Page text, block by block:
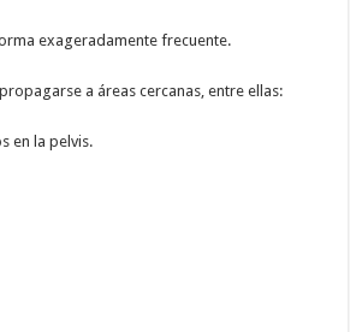
exageradamente frecuente.
a áreas cercanas, entre ellas:
en la pelvis.